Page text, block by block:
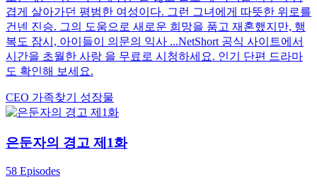
겹게 살아가던 평범한 여성이다. 그런 그녀에게 따뜻한 위로를
건넨 진승. 그의 도움으로 새로운 희망을 품고 재혼했지만, 행
복도 잠시, 아이들이 의문의 익사 ...NetShort 공식 사이트에서
시간을 초월한 사랑 을 무료로 시청하세요. 인기 단편 드라마
도 확인해 보세요.
CEO 가족찾기 성장물
은둔자의 경고 제1화
58 Episodes